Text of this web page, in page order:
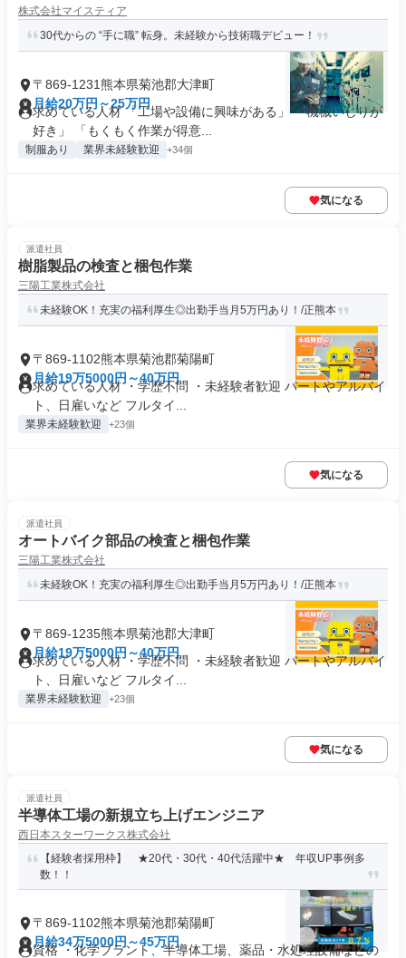
株式会社マイスティア
30代からの “手に職” 転身。未経験から技術職デビュー！
〒869-1231熊本県菊池郡大津町
月給20万円～25万円
求めている人材 「工場や設備に興味がある」 「機械いじりが
好き」 「もくもく作業が得意...
制服あり 業界未経験歓迎 +34個
気になる
派遣社員
樹脂製品の検査と梱包作業
三陽工業株式会社
未経験OK！充実の福利厚生◎出勤手当月5万円あり！/正熊本
〒869-1102熊本県菊池郡菊陽町
月給19万5000円～40万円
求めている人材 ・学歴不問 ・未経験者歓迎 パートやアルバイ
ト、日雇いなど フルタイ...
業界未経験歓迎 +23個
気になる
派遣社員
オートバイク部品の検査と梱包作業
三陽工業株式会社
未経験OK！充実の福利厚生◎出勤手当月5万円あり！/正熊本
〒869-1235熊本県菊池郡大津町
月給19万5000円～40万円
求めている人材 ・学歴不問 ・未経験者歓迎 パートやアルバイ
ト、日雇いなど フルタイ...
業界未経験歓迎 +23個
気になる
派遣社員
半導体工場の新規立ち上げエンジニア
西日本スターワークス株式会社
【経験者採用枠】 ★20代・30代・40代活躍中★ 年収UP事例多
数！！
〒869-1102熊本県菊池郡菊陽町
月給34万5000円～45万円
資格 ・化学プラント、半導体工場、薬品・水処理設備などの